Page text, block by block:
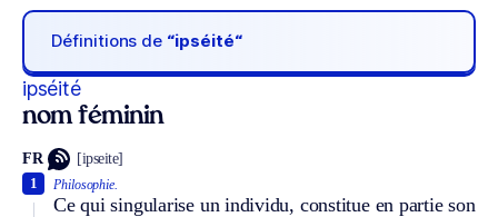
Définitions de “ipséité“
ipséité
nom féminin
FR [ipseite]
Philosophie.
Ce qui singularise un individu, constitue en partie son
1